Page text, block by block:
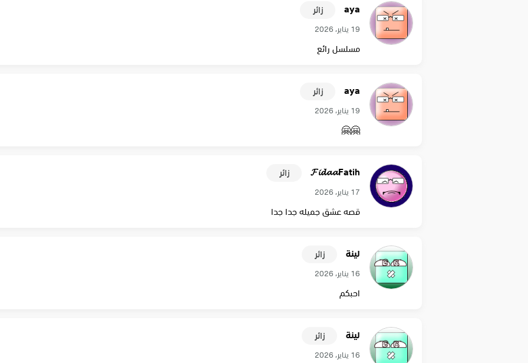
aya زائر
19 يناير، 2026
مسلسل رائع
aya زائر
19 يناير، 2026
🤗🤗
𝓕𝓲𝓭𝓪𝓪Fatih زائر
17 يناير، 2026
قصه عشق جميله جدا جدا
لينة زائر
16 يناير، 2026
احبكم
لينة زائر
16 يناير، 2026